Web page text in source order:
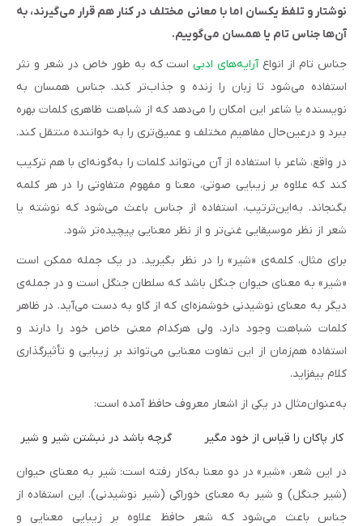
نوشتار و تلفظ یکسان اما با معانی مختلف در کنار هم قرار می‌گیرند، به
آن‌ها جناس تام یا همسان می‌گوییم.
جناس تام از انواع آرایه‌های ادبیاست که به طور خاص در شعر و نثر
استفاده می‌شود تا زبان را زنده و جذاب‌تر کند. جناس همسان به
نویسنده یا شاعر این امکان را می‌دهد که از شباهت ظاهری کلمات بهره
ببرد و درعین‌حال مفاهیم مختلف و عمیق‌تری را به خواننده منتقل کند.
در واقع، شاعر با استفاده از آن می‌تواند کلمات را به‌گونه‌ای با هم ترکیب
کند که علاوه بر زیبایی صوتی، معنا و مفهوم متفاوتی را در هر کلمه
بگنجاند. به‌این‌ترتیب، استفاده از جناس باعث می‌شود که نوشته یا
شعر از نظر موسیقایی غنی‌تر و از نظر معنایی پیچیده‌تر شود.
برای مثال، کلمه‌ی «شیر» را در نظر بگیرید. در یک جمله ممکن است
«شیر» به معنای حیوان جنگل باشد که سلطان جنگل است و در جمله‌ی
دیگر به معنای نوشیدنی خوشمزه‌ای که از گاو به دست می‌آید. در ظاهر
کلمات شباهت وجود دارد، ولی هرکدام معنی خاص خود را دارند و
استفاده هم‌زمان از این تفاوت معنایی می‌تواند بر زیبایی و تأثیرگذاری
کلام بیفزاید.
به‌عنوان‌مثال در یکی از اشعار معروف حافظ آمده است:
کار پاکان را قیاس از خود مگیر          گرچه باشد در نبشتن شیر و شیر
در این شعر، «شیر» در دو معنا به‌کار رفته است: شیر به معنای حیوان
(شیر جنگل) و شیر به معنای خوراکی (شیر نوشیدنی). این استفاده از
جناس باعث می‌شود که شعر حافظ علاوه بر زیبایی معنایی و